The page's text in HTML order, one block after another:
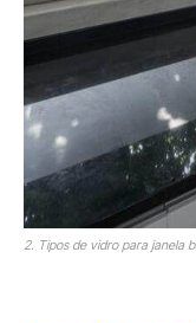
2. Tipos de vidro para janela